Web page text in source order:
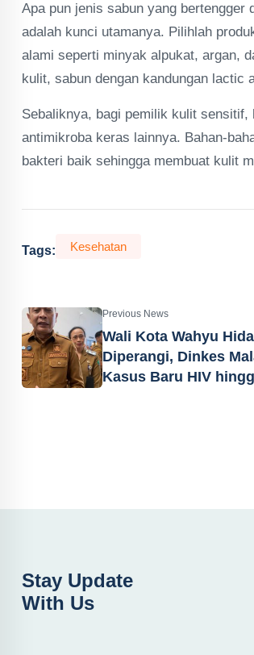
Apa pun jenis sabun yang bertengger
adalah kunci utamanya. Pilihlah
alami seperti minyak alpukat, argan,
kulit, sabun dengan kandungan lactic
Sebaliknya, bagi pemilik kulit sensitif,
antimikroba keras lainnya. Bahan-
bakteri baik sehingga membuat kulit
Tags: Kesehatan
Previous News
Wali Kota Wahyu
Diperangi, Dinkes
Kasus Baru HIV
Stay Update
With Us